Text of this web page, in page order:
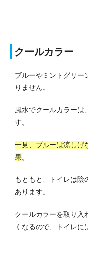
クールカラー
ブルーやミントグリー
りません。
風水でクールカラーは
す。
一見、ブルーは涼しげ
果。
もともと、トイレは陰
あります。
クールカラーを取り入
くなるので、トイレに